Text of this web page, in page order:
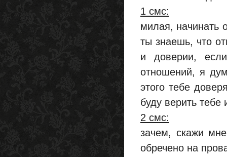
1 смс:
милая, начинать
ты знаешь, что
и доверии,
отношений, я
этого тебе
буду верить
2 смс:
зачем, скажи
обречено на